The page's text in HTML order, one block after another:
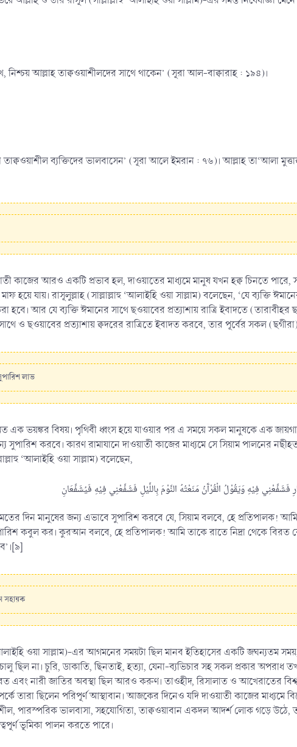
আল্লাহ তাক্বওয়াশীলদের সাথে থাকেন’ (সূরা আল-বাক্বারাহ : ১৯৪)।
ব্যক্তিদের ভালবাসেন’ (সূরা আলে ইমরান : ৭৬)। আল্লাহ তা‘আলা
কাজের আরও একটি প্রভাব হল, দাওয়াতের মাধ্যমে মানুষ যখন হক্ব চিনতে
হয়ে যায়। রাসূলুল্লাহ (সাল্লাল্লাহু ‘আলাইহি ওয়া সাল্লাম) বলেছেন, ‘যে ব্যক্তি
হবে। আর যে ব্যক্তি ঈমানের সাথে ছওয়াবের প্রত্যাশায় রাত্রি ইবাদতে
ও ছওয়াবের প্রত্যাশায় ক্বদরের রাত্রিতে ইবাদত করবে, তার পূর্বের সকল
লাভ
এক ভয়ঙ্কর বিষয়। পৃথিবী ধ্বংস হয়ে যাওয়ার পর এ সময়ে সকল মানুষকে এক
সুপারিশ করবে। কারণ রামাযানে দাওয়াতী কাজের মাধ্যমে সে সিয়াম পালনের
‘আলাইহি ওয়া সাল্লাম) বলেছেন,
দিন মানুষের জন্য এভাবে সুপারিশ করবে যে, সিয়াম বলবে, হে প্রতিপালক!
কবুল কর। কুরআন বলবে, হে প্রতিপালক! আমি তাকে রাতে নিদ্রা থেকে
সহায়ক
‘আলাইহি ওয়া সাল্লাম)-এর আগমনের সময়টা ছিল মানব ইতিহাসের একটি জঘন্যতম
ছিল না। চুরি, ডাকাতি, ছিনতাই, হত্যা, যেনা-ব্যভিচার সহ সকল প্রকার
এবং নারী জাতির অবস্থা ছিল আরও করুণ। তাওহীদ, রিসালাত ও আখেরাতের
তারা ছিলেন পরিপূর্ণ আস্থাবান। আজকের দিনেও যদি দাওয়াতী কাজের মাধ্যমে
পারস্পরিক ভালবাসা, সহযোগিতা, তাক্বওয়াবান একদল আদর্শ লোক গড়ে উঠে,
ভূমিকা পালন করতে পারে।